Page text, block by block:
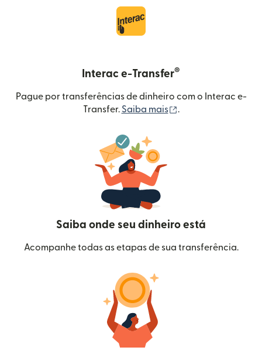
Interac e-Transfer®
Pague por transferências de dinheiro com o Interac e-
Transfer. Saiba mais .
Saiba onde seu dinheiro está
Acompanhe todas as etapas de sua transferência.